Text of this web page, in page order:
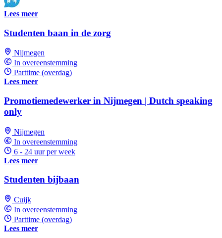
Lees meer
Studenten baan in de zorg
Nijmegen
In overeenstemming
Parttime (overdag)
Lees meer
Promotiemedewerker in Nijmegen | Dutch speaking
only
Nijmegen
In overeenstemming
6 - 24 uur per week
Lees meer
Studenten bijbaan
Cuijk
In overeenstemming
Parttime (overdag)
Lees meer